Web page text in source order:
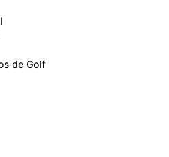
de Golf